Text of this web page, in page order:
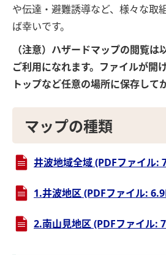
や伝達・避難誘導など、様々な取
ば幸いです。
（注意）ハザードマップの閲覧は
ご利用になれます。ファイルが開
トップなど任意の場所に保存して
マップの種類
井波地域全域 (PDFファイル:
1.井波地区 (PDFファイル:
2.南山見地区 (PDFファイル: